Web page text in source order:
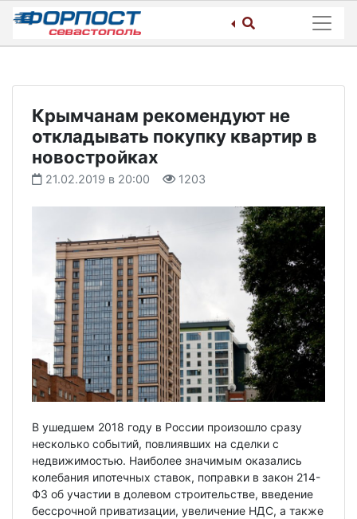
Skip
content
Крымчанам рекомендуют не
откладывать покупку квартир в
новостройках
21.02.2019 в 20:00 1203
В ушедшем 2018 году в России произошло сразу
несколько событий, повлиявших на сделки с
недвижимостью. Наиболее значимым оказались
колебания ипотечных ставок, поправки в закон 214-
ФЗ об участии в долевом строительстве, введение
бессрочной приватизации, увеличение НДС, а также